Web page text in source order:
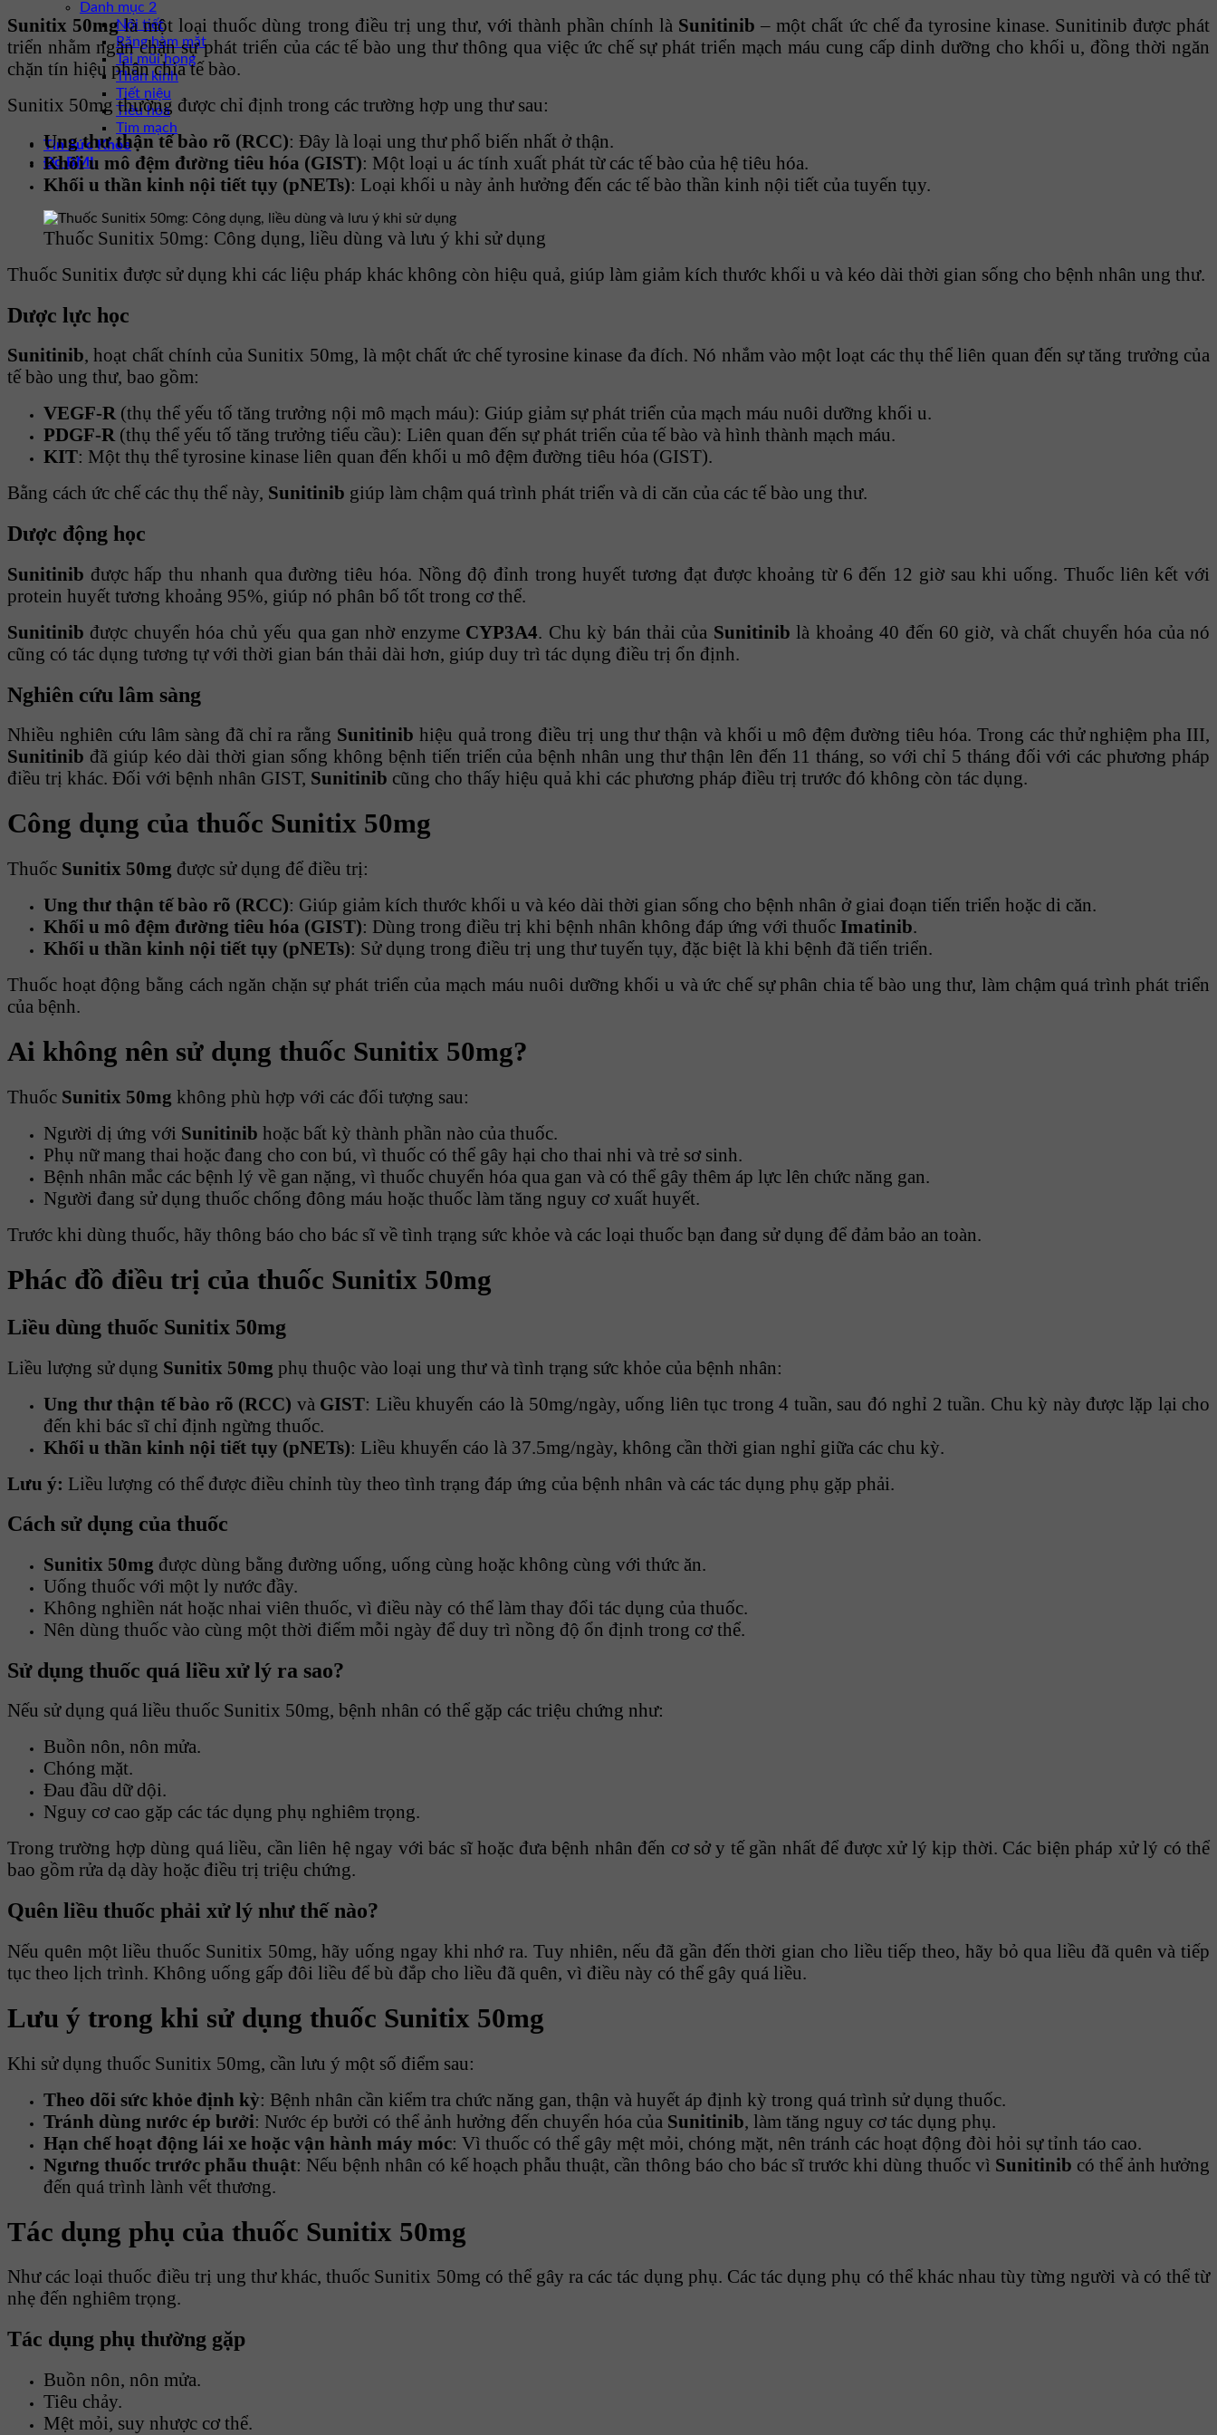
Danh mục 2
Nội tiết
Răng hàm mặt
Tai mũi họng
Thần kinh
Tiết niệu
Tiêu hóa
Tim mạch
Tin Sức Khỏe
Đo BMI
Sunitix 50mglà một loại thuốc dùng trong điều trị ung thư, với thành phần chính là Sunitinib – một chất ức chế đa tyrosine kinase. Sunitinib được phát
triển nhằm ngăn chặn sự phát triển của các tế bào ung thư thông qua việc ức chế sự phát triển mạch máu cung cấp dinh dưỡng cho khối u, đồng thời ngăn
chặn tín hiệu phân chia tế bào.
Sunitix 50mg thường được chỉ định trong các trường hợp ung thư sau:
Ung thư thận tế bào rõ (RCC): Đây là loại ung thư phổ biến nhất ở thận.
Khối u mô đệm đường tiêu hóa (GIST): Một loại u ác tính xuất phát từ các tế bào của hệ tiêu hóa.
Khối u thần kinh nội tiết tụy (pNETs): Loại khối u này ảnh hưởng đến các tế bào thần kinh nội tiết của tuyến tụy.
Thuốc Sunitix 50mg: Công dụng, liều dùng và lưu ý khi sử dụng
Thuốc Sunitix được sử dụng khi các liệu pháp khác không còn hiệu quả, giúp làm giảm kích thước khối u và kéo dài thời gian sống cho bệnh nhân ung thư.
Dược lực học
Sunitinib, hoạt chất chính của Sunitix 50mg, là một chất ức chế tyrosine kinase đa đích. Nó nhắm vào một loạt các thụ thể liên quan đến sự tăng trưởng của
tế bào ung thư, bao gồm:
VEGF-R (thụ thể yếu tố tăng trưởng nội mô mạch máu): Giúp giảm sự phát triển của mạch máu nuôi dưỡng khối u.
PDGF-R (thụ thể yếu tố tăng trưởng tiểu cầu): Liên quan đến sự phát triển của tế bào và hình thành mạch máu.
KIT: Một thụ thể tyrosine kinase liên quan đến khối u mô đệm đường tiêu hóa (GIST).
Bằng cách ức chế các thụ thể này, Sunitinib giúp làm chậm quá trình phát triển và di căn của các tế bào ung thư.
Dược động học
Sunitinib được hấp thu nhanh qua đường tiêu hóa. Nồng độ đỉnh trong huyết tương đạt được khoảng từ 6 đến 12 giờ sau khi uống. Thuốc liên kết với
protein huyết tương khoảng 95%, giúp nó phân bố tốt trong cơ thể.
Sunitinib được chuyển hóa chủ yếu qua gan nhờ enzyme CYP3A4. Chu kỳ bán thải của Sunitinib là khoảng 40 đến 60 giờ, và chất chuyển hóa của nó
cũng có tác dụng tương tự với thời gian bán thải dài hơn, giúp duy trì tác dụng điều trị ổn định.
Nghiên cứu lâm sàng
Nhiều nghiên cứu lâm sàng đã chỉ ra rằng Sunitinib hiệu quả trong điều trị ung thư thận và khối u mô đệm đường tiêu hóa. Trong các thử nghiệm pha III,
Sunitinib đã giúp kéo dài thời gian sống không bệnh tiến triển của bệnh nhân ung thư thận lên đến 11 tháng, so với chỉ 5 tháng đối với các phương pháp
điều trị khác. Đối với bệnh nhân GIST, Sunitinib cũng cho thấy hiệu quả khi các phương pháp điều trị trước đó không còn tác dụng.
Công dụng của thuốc Sunitix 50mg
Thuốc Sunitix 50mg được sử dụng để điều trị:
Ung thư thận tế bào rõ (RCC): Giúp giảm kích thước khối u và kéo dài thời gian sống cho bệnh nhân ở giai đoạn tiến triển hoặc di căn.
Khối u mô đệm đường tiêu hóa (GIST): Dùng trong điều trị khi bệnh nhân không đáp ứng với thuốc Imatinib.
Khối u thần kinh nội tiết tụy (pNETs): Sử dụng trong điều trị ung thư tuyến tụy, đặc biệt là khi bệnh đã tiến triển.
Thuốc hoạt động bằng cách ngăn chặn sự phát triển của mạch máu nuôi dưỡng khối u và ức chế sự phân chia tế bào ung thư, làm chậm quá trình phát triển
của bệnh.
Ai không nên sử dụng thuốc Sunitix 50mg?
Thuốc Sunitix 50mg không phù hợp với các đối tượng sau:
Người dị ứng với Sunitinib hoặc bất kỳ thành phần nào của thuốc.
Phụ nữ mang thai hoặc đang cho con bú, vì thuốc có thể gây hại cho thai nhi và trẻ sơ sinh.
Bệnh nhân mắc các bệnh lý về gan nặng, vì thuốc chuyển hóa qua gan và có thể gây thêm áp lực lên chức năng gan.
Người đang sử dụng thuốc chống đông máu hoặc thuốc làm tăng nguy cơ xuất huyết.
Trước khi dùng thuốc, hãy thông báo cho bác sĩ về tình trạng sức khỏe và các loại thuốc bạn đang sử dụng để đảm bảo an toàn.
Phác đồ điều trị của thuốc Sunitix 50mg
Liều dùng thuốc Sunitix 50mg
Liều lượng sử dụng Sunitix 50mg phụ thuộc vào loại ung thư và tình trạng sức khỏe của bệnh nhân:
Ung thư thận tế bào rõ (RCC) và GIST: Liều khuyến cáo là 50mg/ngày, uống liên tục trong 4 tuần, sau đó nghỉ 2 tuần. Chu kỳ này được lặp lại cho
đến khi bác sĩ chỉ định ngừng thuốc.
Khối u thần kinh nội tiết tụy (pNETs): Liều khuyến cáo là 37.5mg/ngày, không cần thời gian nghỉ giữa các chu kỳ.
Lưu ý: Liều lượng có thể được điều chỉnh tùy theo tình trạng đáp ứng của bệnh nhân và các tác dụng phụ gặp phải.
Cách sử dụng của thuốc
Sunitix 50mg được dùng bằng đường uống, uống cùng hoặc không cùng với thức ăn.
Uống thuốc với một ly nước đầy.
Không nghiền nát hoặc nhai viên thuốc, vì điều này có thể làm thay đổi tác dụng của thuốc.
Nên dùng thuốc vào cùng một thời điểm mỗi ngày để duy trì nồng độ ổn định trong cơ thể.
Sử dụng thuốc quá liều xử lý ra sao?
Nếu sử dụng quá liều thuốc Sunitix 50mg, bệnh nhân có thể gặp các triệu chứng như:
Buồn nôn, nôn mửa.
Chóng mặt.
Đau đầu dữ dội.
Nguy cơ cao gặp các tác dụng phụ nghiêm trọng.
Trong trường hợp dùng quá liều, cần liên hệ ngay với bác sĩ hoặc đưa bệnh nhân đến cơ sở y tế gần nhất để được xử lý kịp thời. Các biện pháp xử lý có thể
bao gồm rửa dạ dày hoặc điều trị triệu chứng.
Quên liều thuốc phải xử lý như thế nào?
Nếu quên một liều thuốc Sunitix 50mg, hãy uống ngay khi nhớ ra. Tuy nhiên, nếu đã gần đến thời gian cho liều tiếp theo, hãy bỏ qua liều đã quên và tiếp
tục theo lịch trình. Không uống gấp đôi liều để bù đắp cho liều đã quên, vì điều này có thể gây quá liều.
Lưu ý trong khi sử dụng thuốc Sunitix 50mg
Khi sử dụng thuốc Sunitix 50mg, cần lưu ý một số điểm sau:
Theo dõi sức khỏe định kỳ: Bệnh nhân cần kiểm tra chức năng gan, thận và huyết áp định kỳ trong quá trình sử dụng thuốc.
Tránh dùng nước ép bưởi: Nước ép bưởi có thể ảnh hưởng đến chuyển hóa của Sunitinib, làm tăng nguy cơ tác dụng phụ.
Hạn chế hoạt động lái xe hoặc vận hành máy móc: Vì thuốc có thể gây mệt mỏi, chóng mặt, nên tránh các hoạt động đòi hỏi sự tỉnh táo cao.
Ngưng thuốc trước phẫu thuật: Nếu bệnh nhân có kế hoạch phẫu thuật, cần thông báo cho bác sĩ trước khi dùng thuốc vì Sunitinib có thể ảnh hưởng
đến quá trình lành vết thương.
Tác dụng phụ của thuốc Sunitix 50mg
Như các loại thuốc điều trị ung thư khác, thuốc Sunitix 50mg có thể gây ra các tác dụng phụ. Các tác dụng phụ có thể khác nhau tùy từng người và có thể từ
nhẹ đến nghiêm trọng.
Tác dụng phụ thường gặp
Buồn nôn, nôn mửa.
Tiêu chảy.
Mệt mỏi, suy nhược cơ thể.